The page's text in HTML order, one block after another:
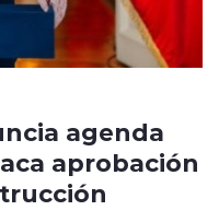
agenda
aprobación